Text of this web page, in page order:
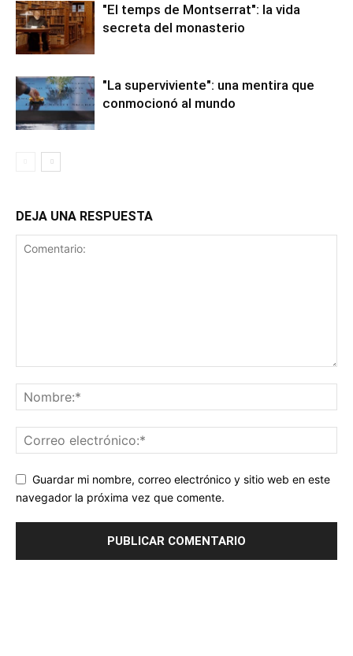
"El temps de Montserrat": la vida
secreta del monasterio
"La superviviente": una mentira que
conmocionó al mundo
DEJA UNA RESPUESTA
Guardar mi nombre, correo electrónico y sitio web en este
navegador la próxima vez que comente.